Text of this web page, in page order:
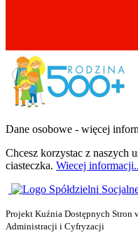
Dane osobowe - więcej
Chcesz korzystac z naszych
ciasteczka. Wiecej
Projekt Kuźnia Dostępnych Stron
Administracji i Cyfryzacji